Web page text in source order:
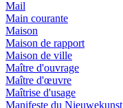
Mail
Main courante
Maison
Maison de rapport
Maison de ville
Maître d'ouvrage
Maître d'œuvre
Maîtrise d'usage
Manifeste du Nieuwekunst